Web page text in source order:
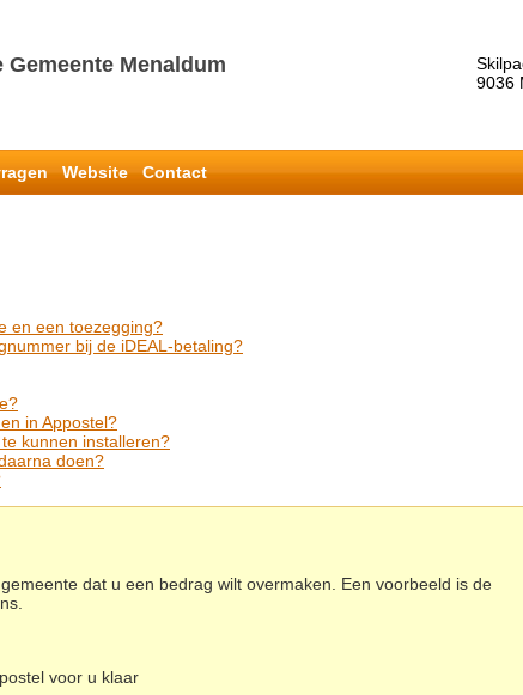
Menaldum
9036
Website Contact
en een toezegging?
bij de iDEAL-betaling?
in Appostel?
kunnen installeren?
doen?
dat u een bedrag wilt overmaken. Een voorbeeld is de
voor u klaar